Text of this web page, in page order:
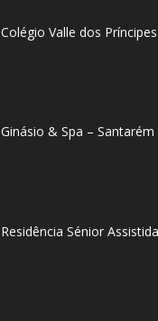
Colégio Valle dos
Ginásio & Spa – Santarém
Residência Sénior